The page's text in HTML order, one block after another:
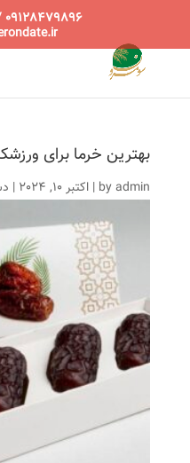
09128479896
بهترین خرما برای
byadmin
| اکتبر 10, 2024 |